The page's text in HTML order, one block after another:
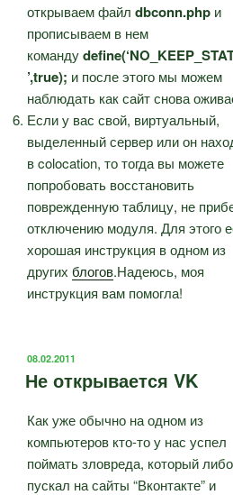
открываем файл dbconn.php и
прописываем в нем
команду
’,true); и после этого мы можем
наблюдать как сайт снова
Если у вас свой, виртуальный,
выделенный сервер или он
в colocation, то тогда вы можете
попробовать восстановить
поврежденную таблицу, не
отключению модуля. Для этого
хорошая инструкция в одном из
других блогов.Надеюсь, моя
инструкция вам помогла!
ОПУБЛИКОВАНО
08.02.2011
Не открывается VK
Как уже обычно на одном из
компьютеров кто-то у нас успел
поймать зловреда, который
пускал на сайты “Вконтакте” и